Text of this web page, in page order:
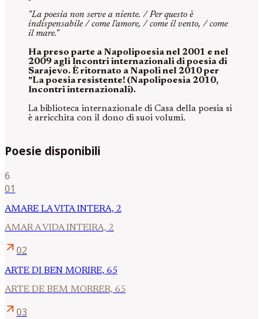
"La poesia non serve a niente. / Per questo è
indispensabile / come l'amore, / come il vento, / come
il mare."
Ha preso parte a Napolipoesia nel 2001 e nel
2009 agli Incontri internazionali di poesia di
Sarajevo. È ritornato a Napoli nel 2010 per
"La poesia resistente! (Napolipoesia 2010,
Incontri internazionali).
La biblioteca internazionale di Casa della poesia si
è arricchita con il dono di suoi volumi.
Poesie disponibili
6
01
AMARE LA VITA INTERA, 2
AMAR A VIDA INTEIRA, 2
arrow_outward 02
ARTE DI BEN MORIRE, 65
ARTE DE BEM MORRER, 65
arrow_outward 03